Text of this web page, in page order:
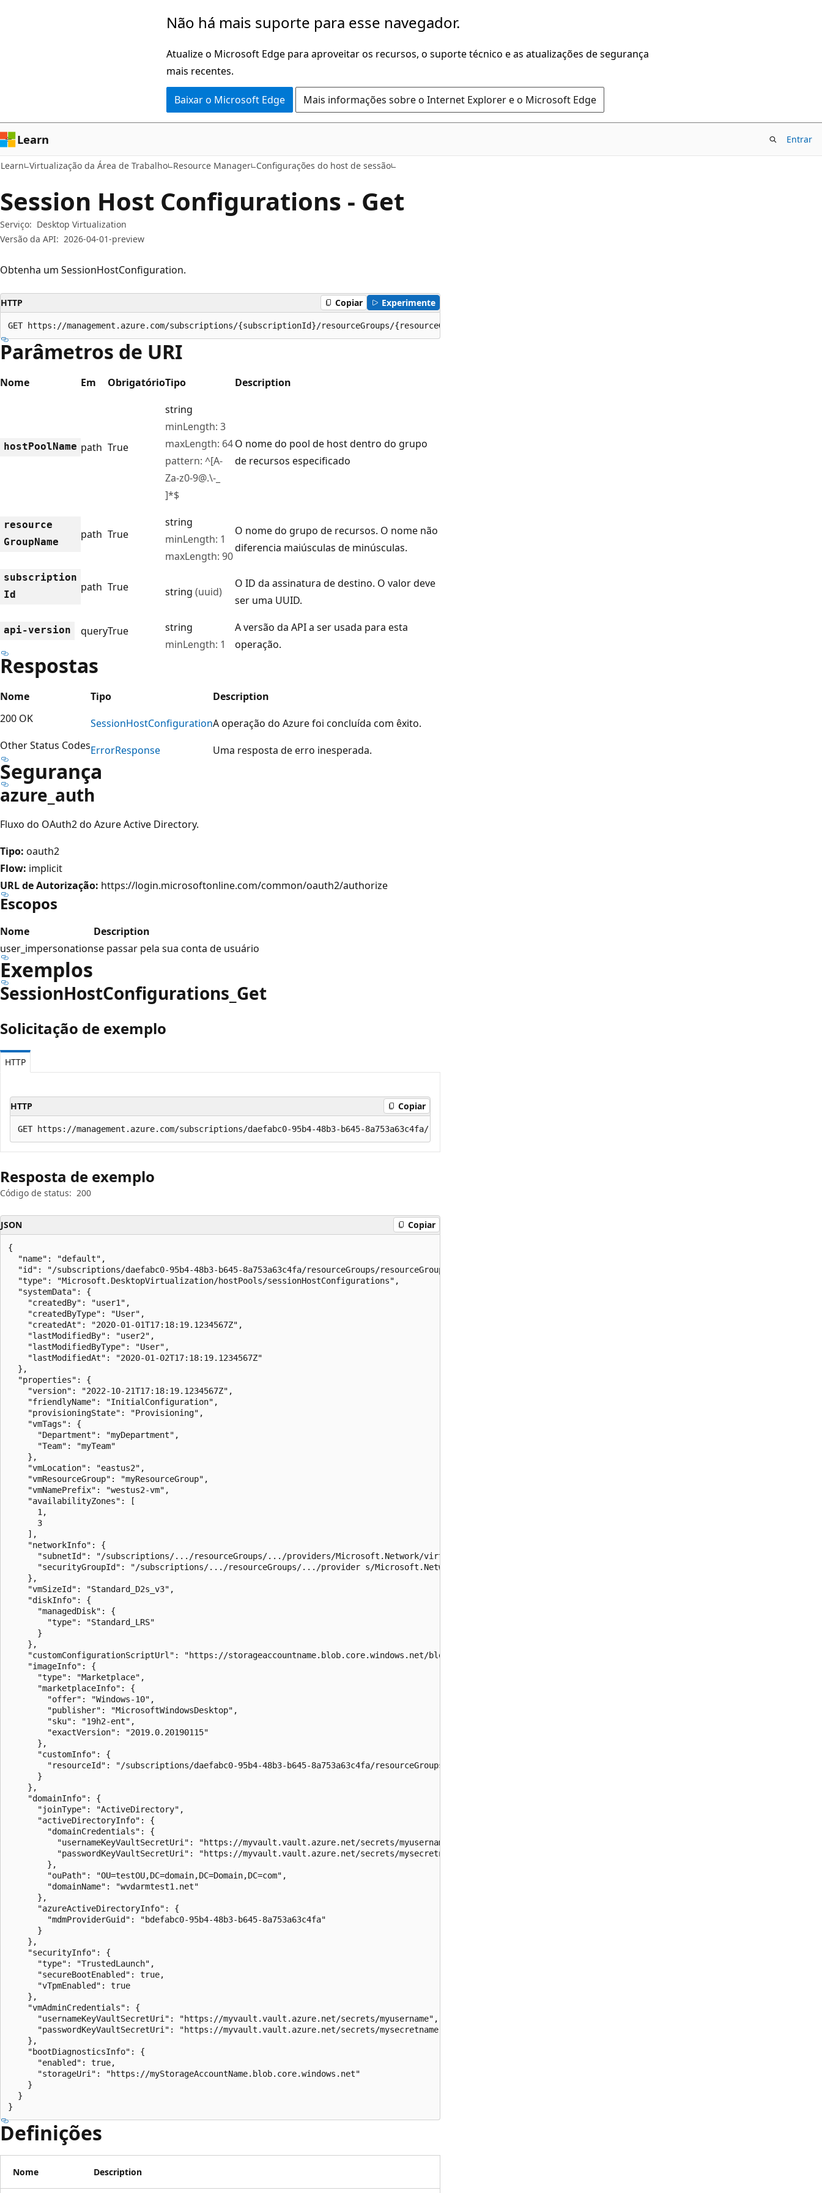
na
página
Não há mais suporte para esse navegador.
Atualize o Microsoft Edge para aproveitar os recursos, o suporte técnico e as atualizações de segurança
mais recentes.
Baixar o Microsoft Edge Mais informações sobre o Internet Explorer e o Microsoft Edge
Learn Entrar
Learn Virtualização da Área de Trabalho Resource Manager Configurações do host de sessão
Session Host Configurations - Get
Serviço: Desktop Virtualization
Versão da API: 2026-04-01-preview
Obtenha um SessionHostConfiguration.
HTTP Copiar Experimente
GET https://management.azure.com/subscriptions/{subscriptionId}/resourceGroups/{resourceGroupName}/providers/Microsoft.DesktopVirtualization/hostPools/
Parâmetros de URI
Nome Em ObrigatórioTipo Description
hostPoolName path True
string
minLength: 3
maxLength: 64
pattern: ^[A-
Za-z0-9@.\-_
]*$
O nome do pool de host dentro do grupo
de recursos especificado
resource
GroupName
path True
string
minLength: 1
maxLength: 90
O nome do grupo de recursos. O nome não
diferencia maiúsculas de minúsculas.
subscription
Id
path True string (uuid)
O ID da assinatura de destino. O valor deve
ser uma UUID.
api-version queryTrue
string
minLength: 1
A versão da API a ser usada para esta
operação.
Respostas
Nome Tipo
Description
200 OK
SessionHostConfigurationA operação do Azure foi concluída com êxito.
Other Status CodesErrorResponse Uma resposta de erro inesperada.
Segurança
azure_auth
Fluxo do OAuth2 do Azure Active Directory.
Tipo: oauth2
Flow: implicit
URL de Autorização: https://login.microsoftonline.com/common/oauth2/authorize
Escopos
Nome
Description
user_impersonationse passar pela sua conta de usuário
Exemplos
SessionHostConfigurations_Get
Solicitação de exemplo
HTTP
HTTP Copiar
Resposta de exemplo
Código de status: 200
JSON Copiar
{
  "name": "default",
"id": "/subscriptions/daefabc0-95b4-48b3-b645-8a753a63c4fa/resourceGroups/resourceGroup1/providers/Microsoft.DesktopVirtualization/hostPools/hostPool1/
  "type": "Microsoft.DesktopVirtualization/hostPools/sessionHostConfigurations",
  "systemData": {
    "createdBy": "user1",
    "createdByType": "User",
    "createdAt": "2020-01-01T17:18:19.1234567Z",
    "lastModifiedBy": "user2",
    "lastModifiedByType": "User",
    "lastModifiedAt": "2020-01-02T17:18:19.1234567Z"
  },
  "properties": {
    "version": "2022-10-21T17:18:19.1234567Z",
    "friendlyName": "InitialConfiguration",
    "provisioningState": "Provisioning",
    "vmTags": {
      "Department": "myDepartment",
      "Team": "myTeam"
    },
    "vmLocation": "eastus2",
    "vmResourceGroup": "myResourceGroup",
    "vmNamePrefix": "westus2-vm",
    "availabilityZones": [
      1,
      3
    ],
    "networkInfo": {
      "subnetId": "/subscriptions/.../resourceGroups/.../providers/Microsoft.Network/virtualNetworks/.../subnets/subnet1",
      "securityGroupId": "/subscriptions/.../resourceGroups/.../provider s/Microsoft.Network/networkSecurityGroups/nsg1"
    },
    "vmSizeId": "Standard_D2s_v3",
    "diskInfo": {
      "managedDisk": {
        "type": "Standard_LRS"
      }
    },
    "customConfigurationScriptUrl": "https://storageaccountname.blob.core.windows.net/blobcontainer/file",
    "imageInfo": {
      "type": "Marketplace",
      "marketplaceInfo": {
        "offer": "Windows-10",
        "publisher": "MicrosoftWindowsDesktop",
        "sku": "19h2-ent",
        "exactVersion": "2019.0.20190115"
      },
      "customInfo": {
        "resourceId": "/subscriptions/daefabc0-95b4-48b3-b645-8a753a63c4fa/resourceGroups/resourceGroup1/providers/Microsoft.Compute/images/imageName"
      }
    },
    "domainInfo": {
      "joinType": "ActiveDirectory",
      "activeDirectoryInfo": {
        "domainCredentials": {
          "usernameKeyVaultSecretUri": "https://myvault.vault.azure.net/secrets/myusername",
          "passwordKeyVaultSecretUri": "https://myvault.vault.azure.net/secrets/mysecretname"
        },
        "ouPath": "OU=testOU,DC=domain,DC=Domain,DC=com",
        "domainName": "wvdarmtest1.net"
      },
      "azureActiveDirectoryInfo": {
        "mdmProviderGuid": "bdefabc0-95b4-48b3-b645-8a753a63c4fa"
      }
    },
    "securityInfo": {
      "type": "TrustedLaunch",
      "secureBootEnabled": true,
      "vTpmEnabled": true
    },
    "vmAdminCredentials": {
      "usernameKeyVaultSecretUri": "https://myvault.vault.azure.net/secrets/myusername",
      "passwordKeyVaultSecretUri": "https://myvault.vault.azure.net/secrets/mysecretname"
    },
    "bootDiagnosticsInfo": {
      "enabled": true,
      "storageUri": "https://myStorageAccountName.blob.core.windows.net"
    }
  }
}
Definições
Nome Description